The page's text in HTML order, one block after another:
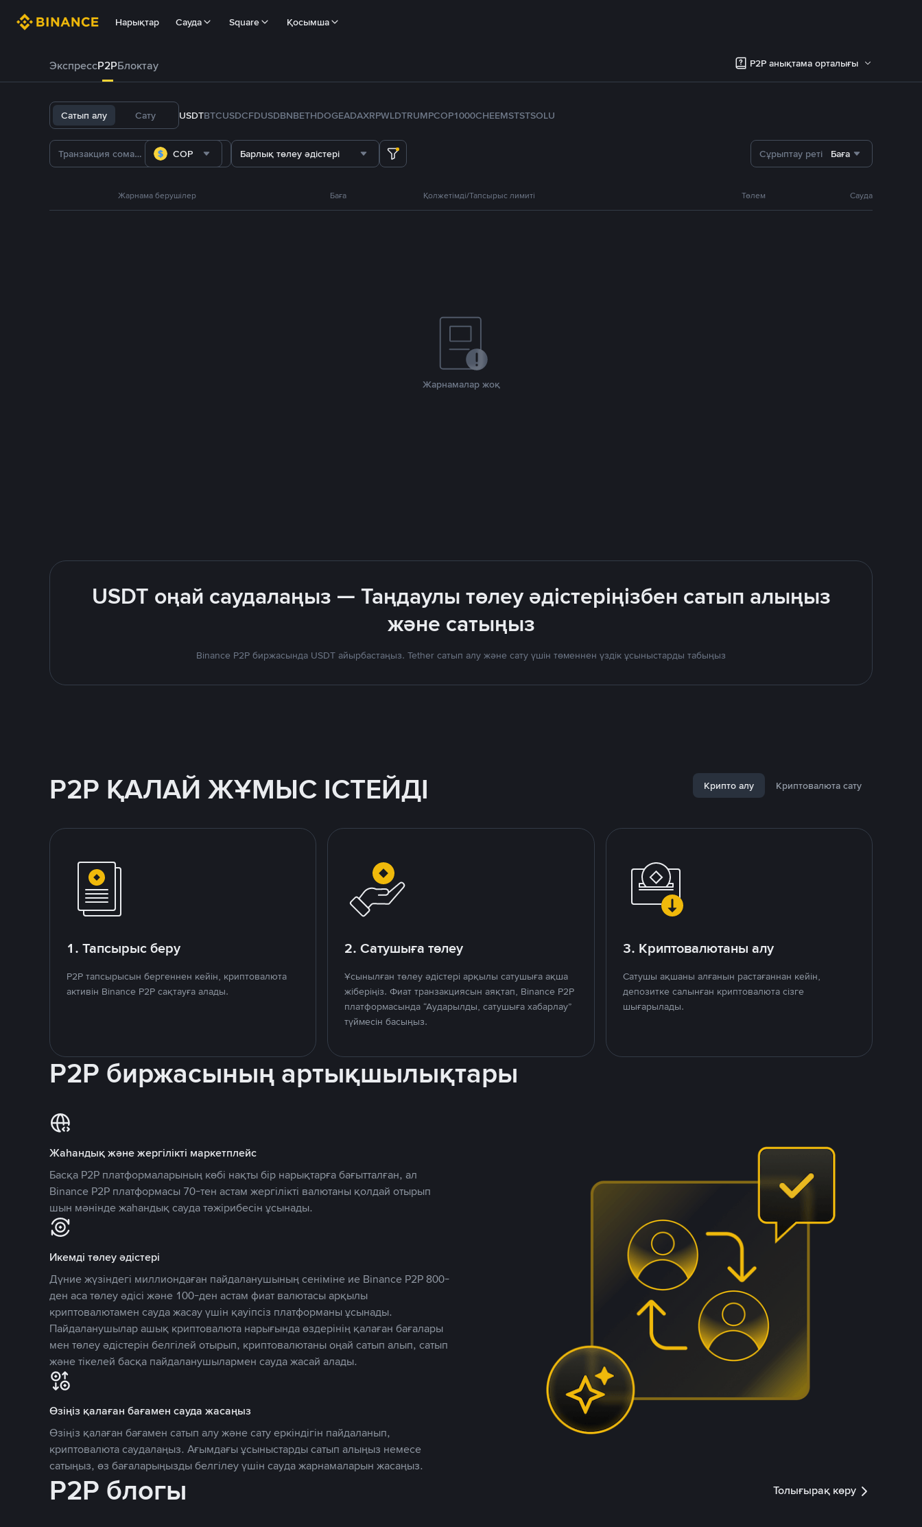
Нарықтар Сауда Square Қосымша
ЭкспрессP2PБлоктау P2P анықтама орталығы
Сатып алу Сату USDTBTCUSDCFDUSDBNBETHDOGEADAXRPWLDTRUMPCOP1000CHEEMSTSTSOLU
COP Барлық төлеу әдістері Сұрыптау реті Баға
Жарнама берушілер Баға Қолжетімді/Тапсырыс лимиті Төлем Сауда
Жарнамалар жоқ
USDT оңай саудалаңыз — Таңдаулы төлеу әдістеріңізбен сатып алыңыз
және сатыңыз
Binance P2P биржасында USDT айырбастаңыз. Tether сатып алу және сату үшін төменнен үздік ұсыныстарды табыңыз
P2P ҚАЛАЙ ЖҰМЫС ІСТЕЙДІ Крипто алу Криптовалюта сату
1. Тапсырыс беру
P2P тапсырысын бергеннен кейін, криптовалюта
активін Binance P2P сақтауға алады.
2. Сатушыға төлеу
Ұсынылған төлеу әдістері арқылы сатушыға ақша
жіберіңіз. Фиат транзакциясын аяқтап, Binance P2P
платформасында “Аударылды, сатушыға хабарлау”
түймесін басыңыз.
3. Криптовалютаны алу
Сатушы ақшаны алғанын растағаннан кейін,
депозитке салынған криптовалюта сізге
шығарылады.
P2P биржасының артықшылықтары
Жаһандық және жергілікті маркетплейс
Басқа P2P платформаларының көбі нақты бір нарықтарға бағытталған, ал
Binance P2P платформасы 70-тен астам жергілікті валютаны қолдай отырып
шын мәнінде жаһандық сауда тәжірибесін ұсынады.
Икемді төлеу әдістері
Дүние жүзіндегі миллиондаған пайдаланушының сеніміне ие Binance P2P 800-
ден аса төлеу әдісі және 100-ден астам фиат валютасы арқылы
криптовалютамен сауда жасау үшін қауіпсіз платформаны ұсынады.
Пайдаланушылар ашық криптовалюта нарығында өздерінің қалаған бағалары
мен төлеу әдістерін белгілей отырып, криптовалютаны оңай сатып алып, сатып
және тікелей басқа пайдаланушылармен сауда жасай алады.
Өзіңіз қалаған бағамен сауда жасаңыз
Өзіңіз қалаған бағамен сатып алу және сату еркіндігін пайдаланып,
криптовалюта саудалаңыз. Ағымдағы ұсыныстарды сатып алыңыз немесе
сатыңыз, өз бағаларыңызды белгілеу үшін сауда жарнамаларын жасаңыз.
P2P блогы Толығырақ көру